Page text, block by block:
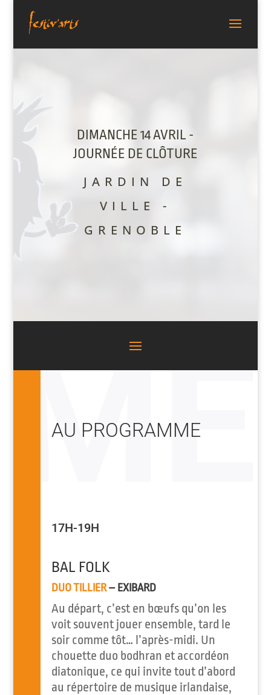
DIMANCHE 14 AVRIL -
JOURNÉE DE CLÔTURE
JARDIN DE
VILLE -
GRENOBLE
AU PROGRAMME
17H-19H
BAL FOLK
DUO TILLIER– EXIBARD
Au départ, c’est en bœufs qu’on les
voit souvent jouer ensemble, tard le
soir comme tôt… l’après-midi. Un
chouette duo bodhran et accordéon
diatonique, ce qui invite tout d’abord
au répertoire de musique irlandaise,